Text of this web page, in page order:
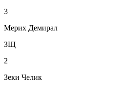
3
Мерих Демирал
ЗЩ
2
Зеки Челик